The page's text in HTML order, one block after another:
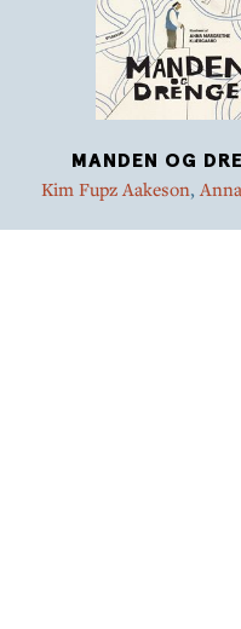
MANDEN OG
Kim Fupz Aakeson,